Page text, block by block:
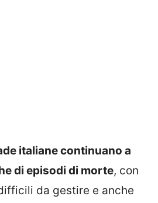
italiane continuano a
di episodi di morte, con
da gestire e anche